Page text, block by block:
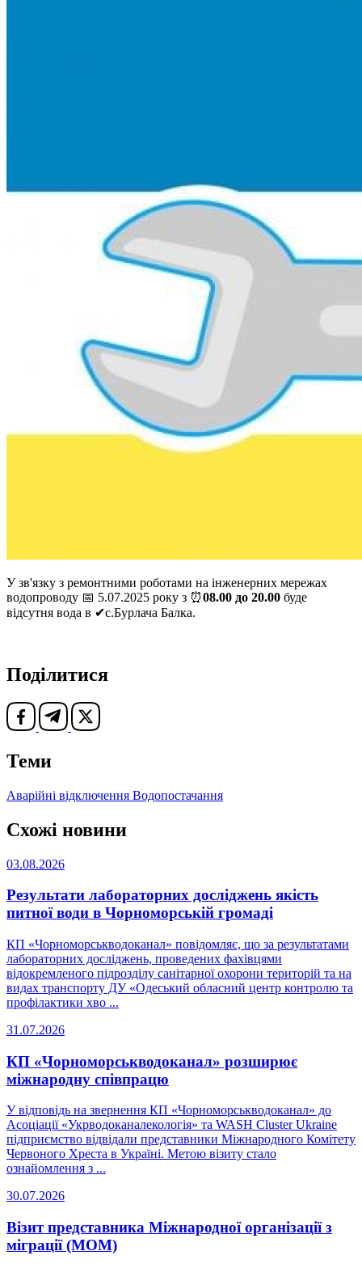
У зв'язку з ремонтними роботами на інженерних мережах
водопроводу 📅 5.07.2025 року з ⏰08.00 до 20.00 буде
відсутня вода в ✔с.Бурлача Балка.
Поділитися
Теми
Аварійні відключення Водопостачання
Схожі новини
03.08.2026
Результати лабораторних досліджень якість
питної води в Чорноморській громаді
КП «Чорноморськводоканал» повідомляє, що за результатами
лабораторних досліджень, проведених фахівцями
відокремленого підрозділу санітарної охорони територій та на
видах транспорту ДУ «Одеський обласний центр контролю та
профілактики хво ...
31.07.2026
КП «Чорноморськводоканал» розширює
міжнародну співпрацю
У відповідь на звернення КП «Чорноморськводоканал» до
Асоціації «Укрводоканалекологія» та WASH Cluster Ukraine
підприємство відвідали представники Міжнародного Комітету
Червоного Хреста в Україні. Метою візиту стало
ознайомлення з ...
30.07.2026
Візит представника Міжнародної організації з
міграції (МОМ)